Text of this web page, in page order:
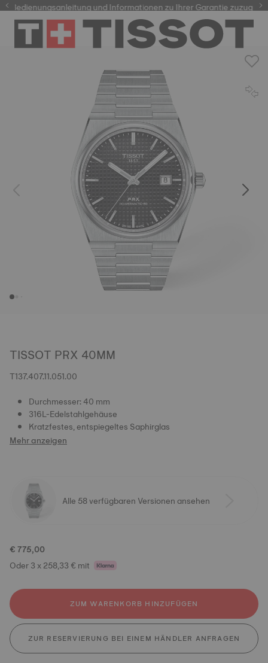
und Informationen zu Ihrer Garantie zuzugreifen
TISSOT PRX 40MM
T137.407.11.051.00
Durchmesser: 40 mm
316L-Edelstahlgehäuse
Kratzfestes, entspiegeltes Saphirglas
Mehr anzeigen
Alle 58 verfügbaren Versionen ansehen
€ 775,00
Oder 3 x 258,33 € mit
ZUM WARENKORB HINZUFÜGEN
ZUR RESERVIERUNG BEI EINEM HÄNDLER ANFRAGEN